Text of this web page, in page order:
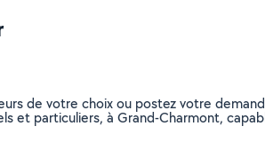
de votre choix ou postez votre
et particuliers, à Grand-Charmont,